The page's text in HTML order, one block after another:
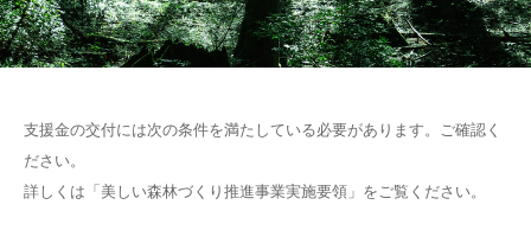
支援金の交付には次の条件を満たしている必要があります。ご確認く
ださい。
詳しくは「美しい森林づくり推進事業実施要領」をご覧ください。
再造林等の支援実績